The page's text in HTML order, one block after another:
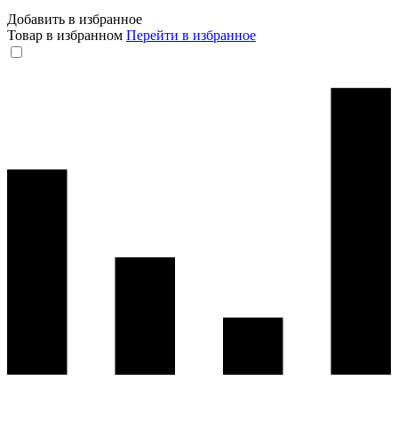
Добавить в избранное
Товар в избранном Перейти в избранное